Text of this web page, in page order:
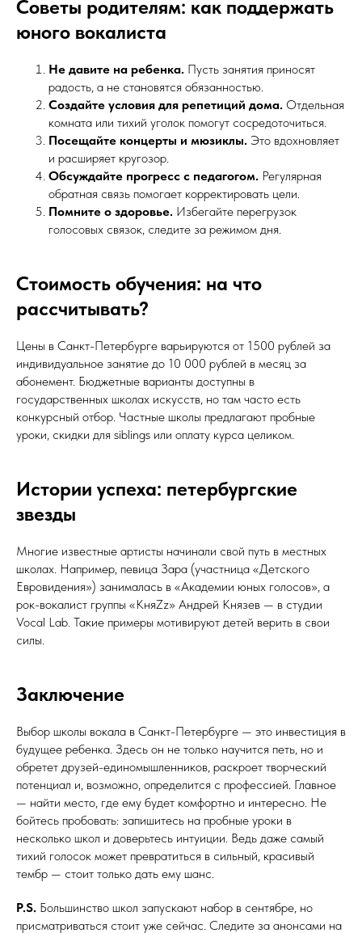
Советы родителям: как поддержать
юного вокалиста
Не давите на ребенка. Пусть занятия приносят
радость, а не становятся обязанностью.
Создайте условия для репетиций дома. Отдельная
комната или тихий уголок помогут сосредоточиться.
Посещайте концерты и мюзиклы. Это вдохновляет
и расширяет кругозор.
Обсуждайте прогресс с педагогом. Регулярная
обратная связь помогает корректировать цели.
Помните о здоровье. Избегайте перегрузок
голосовых связок, следите за режимом дня.
Стоимость обучения: на что
рассчитывать?
Цены в Санкт-Петербурге варьируются от 1500 рублей за
индивидуальное занятие до 10 000 рублей в месяц за
абонемент. Бюджетные варианты доступны в
государственных школах искусств, но там часто есть
конкурсный отбор. Частные школы предлагают пробные
уроки, скидки для siblings или оплату курса целиком.
Истории успеха: петербургские
звезды
Многие известные артисты начинали свой путь в местных
школах. Например, певица Зара (участница «Детского
Евровидения») занималась в «Академии юных голосов», а
рок-вокалист группы «КняZz» Андрей Князев — в студии
Vocal Lab. Такие примеры мотивируют детей верить в свои
силы.
Заключение
Выбор школы вокала в Санкт-Петербурге — это инвестиция в
будущее ребенка. Здесь он не только научится петь, но и
обретет друзей-единомышленников, раскроет творческий
потенциал и, возможно, определится с профессией. Главное
— найти место, где ему будет комфортно и интересно. Не
бойтесь пробовать: запишитесь на пробные уроки в
несколько школ и доверьтесь интуиции. Ведь даже самый
тихий голосок может превратиться в сильный, красивый
тембр — стоит только дать ему шанс.
P.S. Большинство школ запускают набор в сентябре, но
присматриваться стоит уже сейчас. Следите за анонсами на